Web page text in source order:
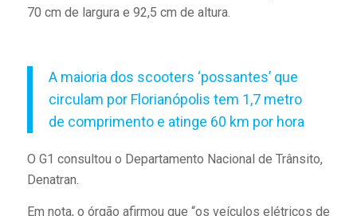
70 cm de largura e 92,5 cm de altura.
A maioria dos scooters ‘possantes’ que
circulam por Florianópolis tem 1,7 metro
de comprimento e atinge 60 km por hora
O G1 consultou o Departamento Nacional de Trânsito,
Denatran.
Em nota, o órgão afirmou que “os veículos elétricos de